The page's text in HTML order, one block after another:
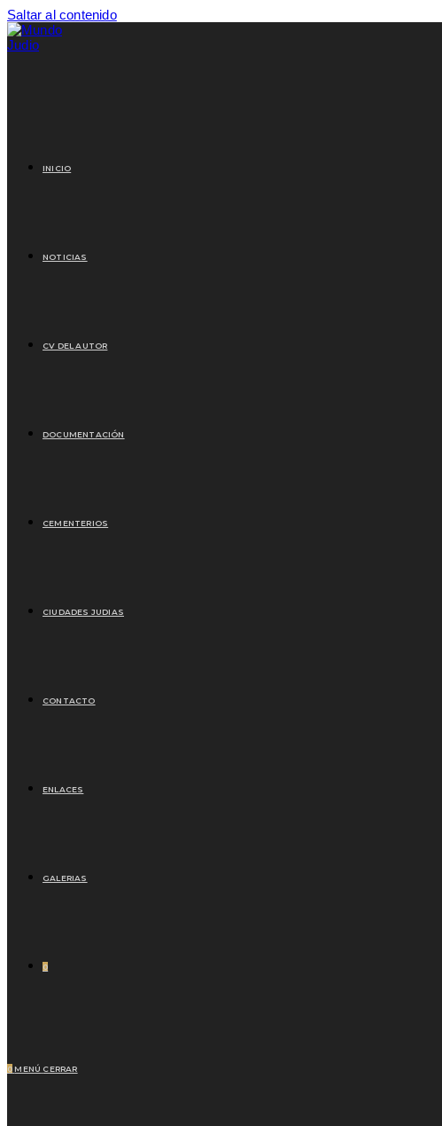
Saltar al contenido
INICIO
NOTICIAS
CV DEL AUTOR
DOCUMENTACIÓN
CEMENTERIOS
CIUDADES JUDIAS
CONTACTO
ENLACES
GALERIAS
0
0 MENÚ CERRAR